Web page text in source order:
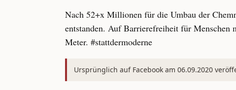
Nach 52+x Millionen für die Umbau der
entstanden. Auf Barrierefreiheit für
Meter. #stattdermoderne
Ursprünglich auf Facebook am 06.09.2020